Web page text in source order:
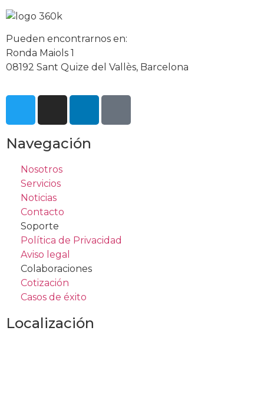
Pueden encontrarnos en:
Ronda Maiols 1
08192 Sant Quize del Vallès, Barcelona
Navegación
Nosotros
Servicios
Noticias
Contacto
Soporte
Política de Privacidad
Aviso legal
Colaboraciones
Cotización
Casos de éxito
Localización